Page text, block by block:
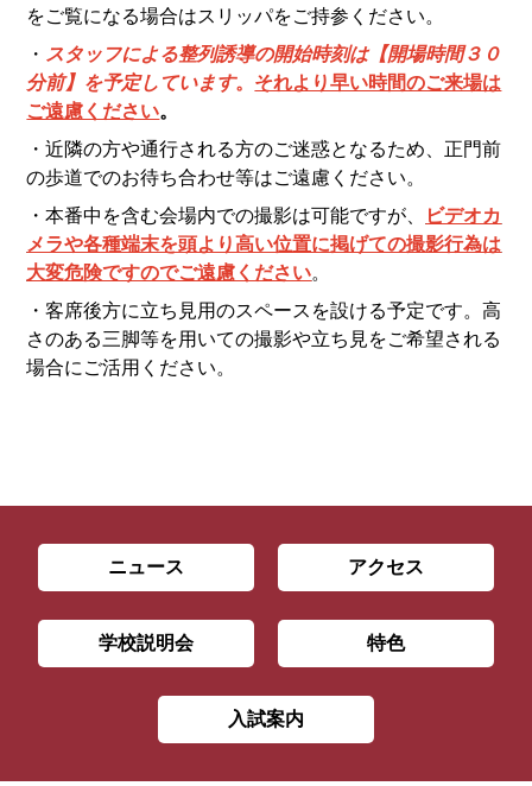
をご覧になる場合はスリッパをご持参ください。
・ スタッフによる整列誘導の開始時刻は【開場時間３０
分前】を予定しています。 それより早い時間のご来場は
ご遠慮ください。
・近隣の方や通行される方のご迷惑となるため、正門前
の歩道でのお待ち合わせ等はご遠慮ください。
・本番中を含む会場内での撮影は可能ですが、
ビデオカ
メラや各種端末を頭より高い位置に掲げての撮影行為は
大変危険ですのでご遠慮ください。
・客席後方に立ち見用のスペースを設ける予定です。高
さのある三脚等を用いての撮影や立ち見をご希望される
場合にご活用ください。
ニュース アクセス
学校説明会 特色
入試案内